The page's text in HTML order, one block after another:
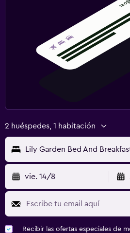
2 huéspedes, 1 habitación
Lily Garden Bed And
vie. 14/8
Recibir las ofertas especiales de